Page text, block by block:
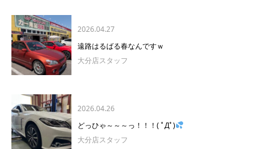
2026.04.27
遠路はるばる春なんですｗ
大分店スタッフ
2026.04.26
どっひゃ～～～っ！！！( ﾟДﾟ)
大分店スタッフ